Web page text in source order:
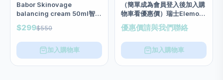
Babor Skinovage
balancing cream 50ml智能
平衡水嫩霜
$299$550
加入購物車
（簡單成為會員登入後加入購
物車看優惠價）瑞士Elemont
水漾極緻清爽啫喱面霜 50ml
優惠價請與我們聯絡
加入購物車